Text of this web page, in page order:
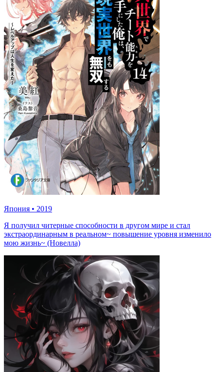
Япония • 2019
Я получил читерные способности в другом мире и стал
экстраординарным в реальном~ повышение уровня изменило
мою жизнь~ (Новелла)